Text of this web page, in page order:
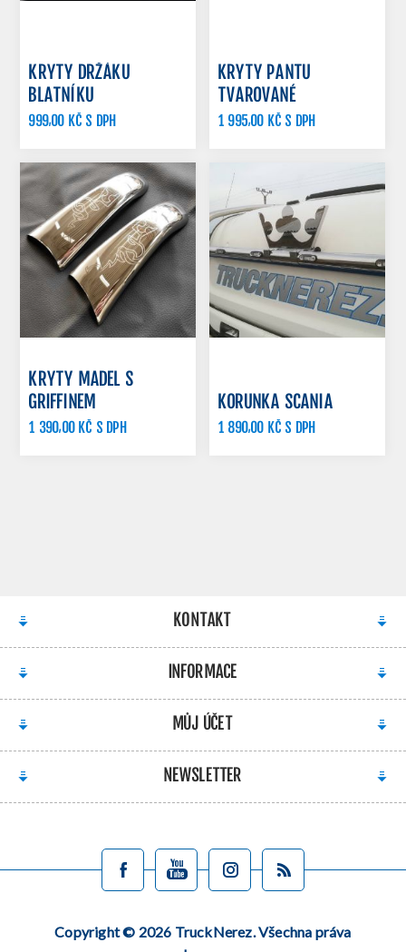
KRYTY DRŽÁKU
BLATNÍKU
999,00 KČ S DPH
KRYTY PANTU
TVAROVANÉ
1 995,00 KČ S DPH
KRYTY MADEL S
GRIFFINEM
1 390,00 KČ S DPH
KORUNKA SCANIA
1 890,00 KČ S DPH
KONTAKT
INFORMACE
MŮJ ÚČET
NEWSLETTER
Copyright © 2026 TruckNerez. Všechna práva